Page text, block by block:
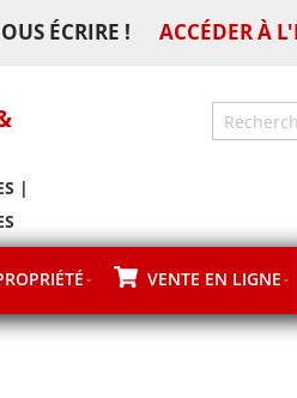
ÉCRIRE ! ACCÉDER À
|
VENTE EN LIGNE